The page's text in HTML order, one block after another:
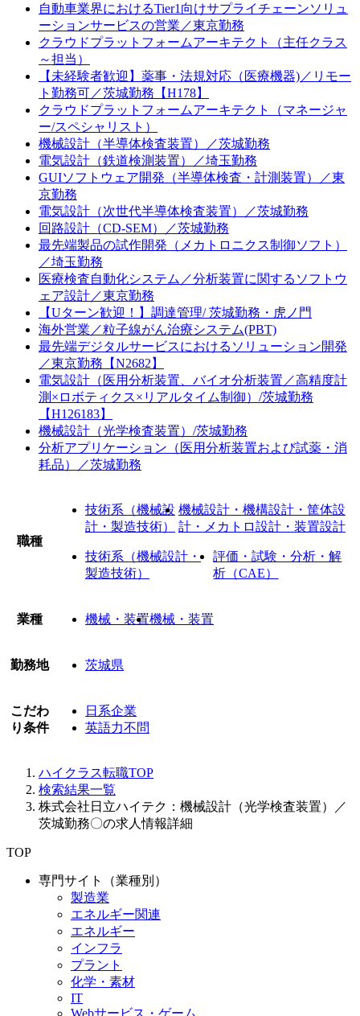
自動車業界におけるTier1向けサプライチェーンソリュ
ーションサービスの営業／東京勤務
クラウドプラットフォームアーキテクト（主任クラス
～担当）
【未経験者歓迎】薬事・法規対応（医療機器)／リモー
ト勤務可／茨城勤務【H178】
クラウドプラットフォームアーキテクト（マネージャ
ー/スペシャリスト）
機械設計（半導体検査装置）／茨城勤務
電気設計（鉄道検測装置）／埼玉勤務
GUIソフトウェア開発（半導体検査・計測装置）／東
京勤務
電気設計（次世代半導体検査装置）／茨城勤務
回路設計（CD-SEM）／茨城勤務
最先端製品の試作開発（メカトロニクス制御ソフト）
／埼玉勤務
医療検査自動化システム／分析装置に関するソフトウ
ェア設計／東京勤務
【Uターン歓迎！】調達管理/ 茨城勤務・虎ノ門
海外営業／粒子線がん治療システム(PBT)
最先端デジタルサービスにおけるソリューション開発
／東京勤務【N2682】
電気設計（医用分析装置、バイオ分析装置／高精度計
測×ロボティクス×リアルタイム制御）/茨城勤務
【H126183】
機械設計（光学検査装置）/茨城勤務
分析アプリケーション（医用分析装置および試薬・消
耗品）／茨城勤務
職種
技術系（機械設
計・製造技術）
機械設計・機構設計・筐体設
計・メカトロ設計・装置設計
技術系（機械設計・
製造技術）
評価・試験・分析・解
析（CAE）
業種 機械・装置機械・装置
勤務地 茨城県
こだわ
り条件
日系企業
英語力不問
ハイクラス転職TOP
検索結果一覧
株式会社日立ハイテク：機械設計（光学検査装置）／
茨城勤務〇の求人情報詳細
TOP
専門サイト（業種別）
製造業
エネルギー関連
エネルギー
インフラ
プラント
化学・素材
IT